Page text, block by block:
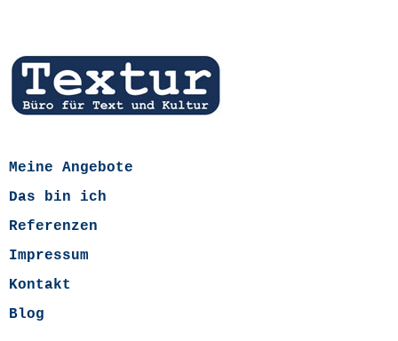
Meine Angebote
Das bin ich
Referenzen
Impressum
Kontakt
Blog